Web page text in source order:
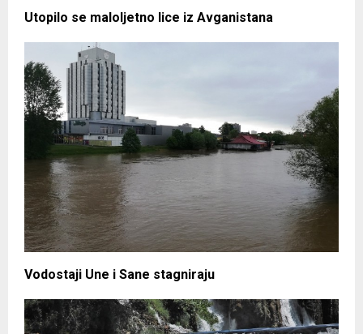
Utopilo se maloljetno lice iz Avganistana
Vodostaji Une i Sane stagniraju